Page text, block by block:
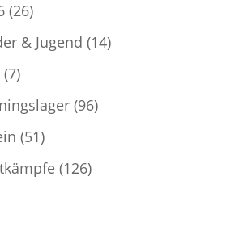
(26)
& Jugend (14)
(7)
(96)
(51)
(126)